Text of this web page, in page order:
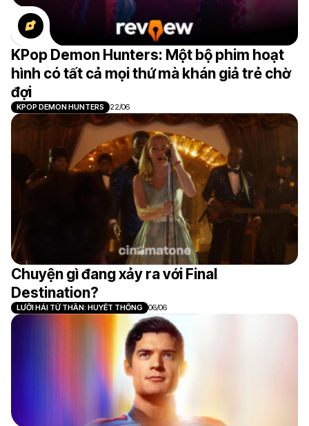
KPop Demon Hunters: Một bộ phim hoạt
hình có tất cả mọi thứ mà khán giả trẻ chờ
đợi
KPOP DEMON HUNTERS 22/06
Chuyện gì đang xảy ra với Final
Destination?
LƯỠI HÁI TỬ THẦN: HUYẾT THỐNG 06/06